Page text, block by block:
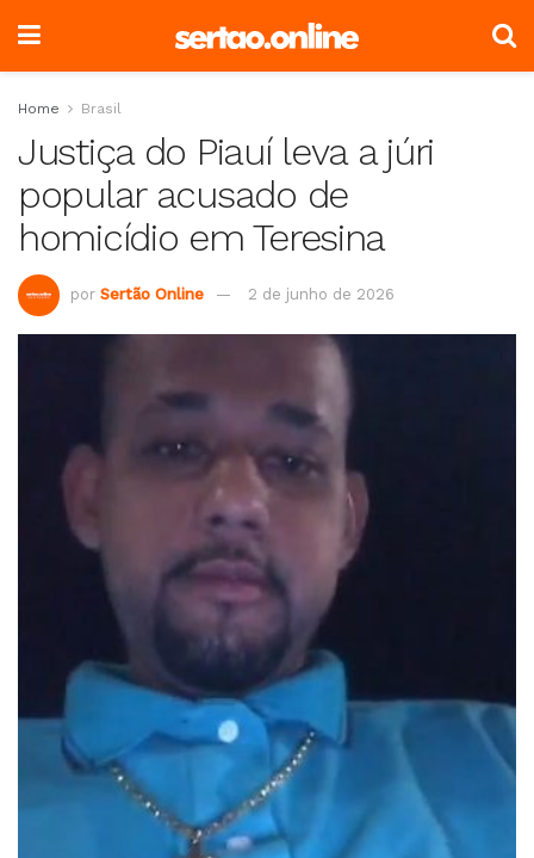
Home Brasil
Justiça do Piauí leva a júri
popular acusado de
homicídio em Teresina
por Sertão Online 2 de junho de 2026